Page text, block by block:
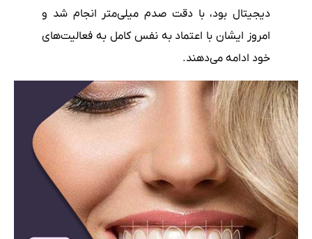
دیجیتال بود، با دقت صدم میلی‌متر انجام شد و
امروز ایشان با اعتماد به نفس کامل به فعالیت‌های
خود ادامه می‌دهند.